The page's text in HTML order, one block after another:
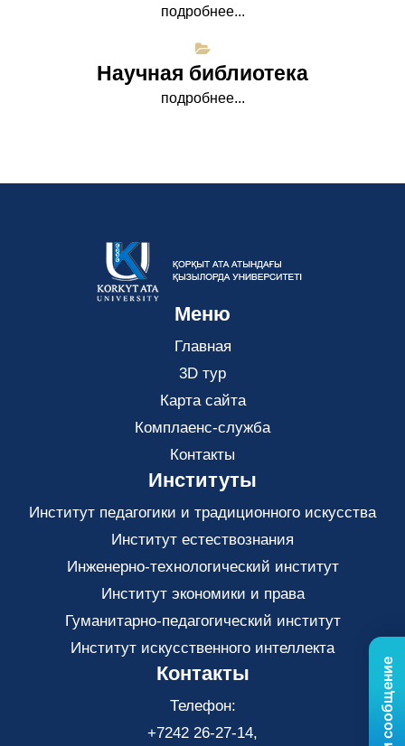
подробнее...
Научная библиотека
подробнее...
Меню
Главная
3D тур
Карта сайта
Комплаенс-служба
Контакты
Институты
Институт педагогики и традиционного искусства
Институт естествознания
Инженерно-технологический институт
Институт экономики и права
Гуманитарно-педагогический институт
Институт искусственного интеллекта
Контакты
Телефон:
+7242 26-27-14,